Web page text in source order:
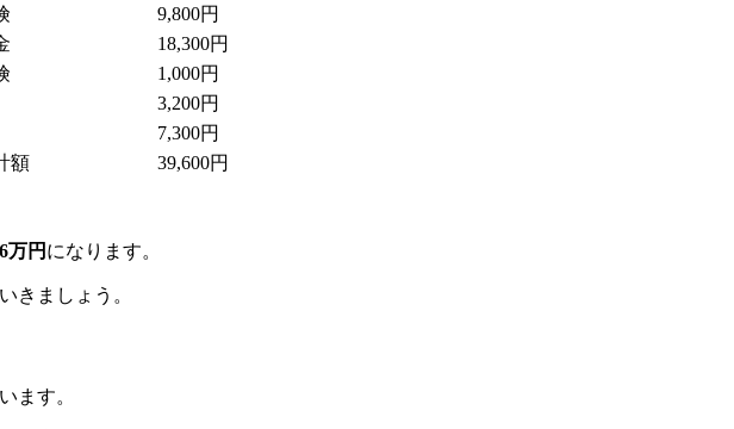
9,800円
18,300円
1,000円
3,200円
7,300円
額 39,600円
万円 になります。
きましょう。
ます。